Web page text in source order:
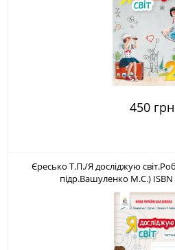
450
Єресько Т.П./Я досліджую
підр.Вашуленко М.С.) ISBN